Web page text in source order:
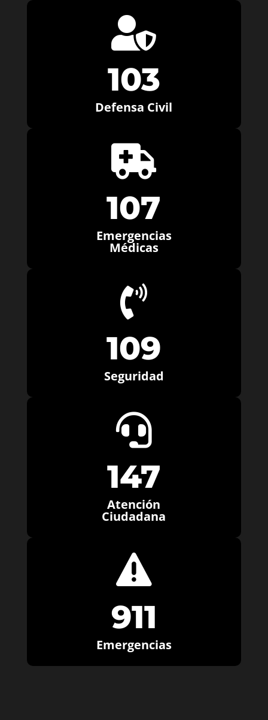

103
Defensa Civil

107
Emergencias
Médicas

109
Seguridad

147
Atención
Ciudadana

911
Emergencias